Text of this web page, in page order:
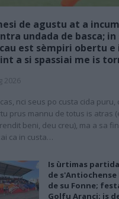
de agustu at a
undada de basca;
est sèmpiri obertu e
a si spassiai me is
2026
nci seus po custa cida
prus mannu de totus is atras
beni, deu creu), ma a sa
ca in custa…
Is ùrtimas
de
de su Fonne;
Golfu Aranci; is